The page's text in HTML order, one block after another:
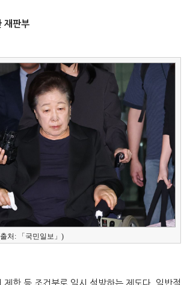
재판부
처: 「국민일보」)
제한 등 조건부로 일시 석방하는 제도다. 일반적